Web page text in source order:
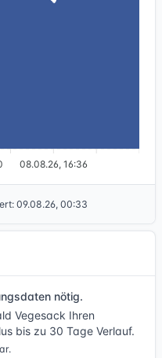
08.08.26, 16:36
: 09.08.26, 00:33
nötig.
Vegesack Ihren
bis zu 30 Tage Verlauf.